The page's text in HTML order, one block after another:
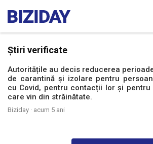
Știri verificate
Autoritățile au decis reducerea
de carantină și izolare pentru
cu Covid, pentru contacții lor și pentru
care vin din străinătate.
Biziday · acum 5 ani